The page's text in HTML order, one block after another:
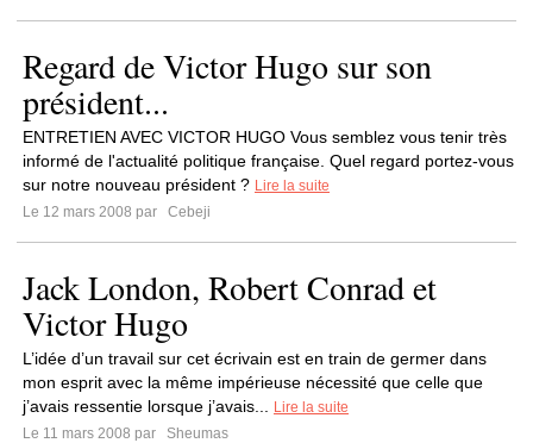
Regard de Victor Hugo sur son
président...
ENTRETIEN AVEC VICTOR HUGO Vous semblez vous tenir très
informé de l'actualité politique française. Quel regard portez-vous
sur notre nouveau président ? Lire la suite
Le 12 mars 2008 par
Cebeji
Jack London, Robert Conrad et
Victor Hugo
L’idée d’un travail sur cet écrivain est en train de germer dans
mon esprit avec la même impérieuse nécessité que celle que
j’avais ressentie lorsque j’avais...
Lire la suite
Le 11 mars 2008 par
Sheumas